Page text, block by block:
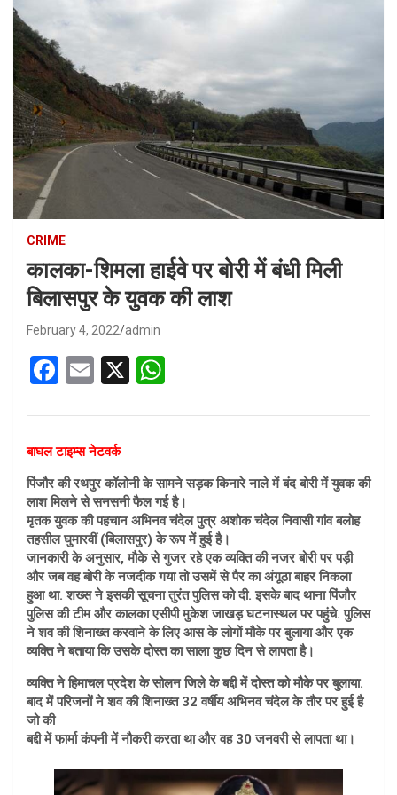
CRIME
कालका-शिमला हाईवे पर बोरी में बंधी मिली
बिलासपुर के युवक की लाश
February 4, 2022 admin
F
ce
b
o
o
k
E
ail
X
at
A
p
p
बाघल टाइम्स नेटवर्क
पिंजौर की रथपुर कॉलोनी के सामने सड़क किनारे नाले में बंद बोरी में युवक की
लाश मिलने से सनसनी फैल गई है।
मृतक युवक की पहचान अभिनव चंदेल पुत्र अशोक चंदेल निवासी गांव बलोह
तहसील घुमारवीं (बिलासपुर) के रूप में हुई है।
जानकारी के अनुसार, मौके से गुजर रहे एक व्यक्ति की नजर बोरी पर पड़ी
और जब वह बोरी के नजदीक गया तो उसमें से पैर का अंगूठा बाहर निकला
हुआ था. शख्स ने इसकी सूचना तुरंत पुलिस को दी. इसके बाद थाना पिंजौर
पुलिस की टीम और कालका एसीपी मुकेश जाखड़ घटनास्थल पर पहुंचे. पुलिस
ने शव की शिनाख्त करवाने के लिए आस के लोगों मौके पर बुलाया और एक
व्यक्ति ने बताया कि उसके दोस्त का साला कुछ दिन से लापता है।
व्यक्ति ने हिमाचल प्रदेश के सोलन जिले के बद्दी में दोस्त को मौके पर बुलाया.
बाद में परिजनों ने शव की शिनाख्त 32 वर्षीय अभिनव चंदेल के तौर पर हुई है
जो की
बद्दी में फार्मा कंपनी में नौकरी करता था और वह 30 जनवरी से लापता था।